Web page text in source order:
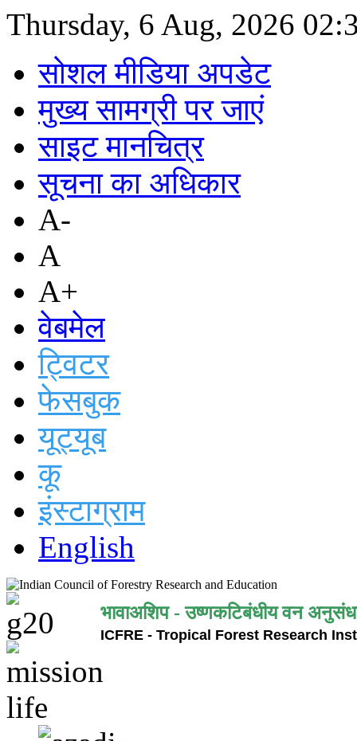
Thursday, 6 Aug, 2026
सोशल मीडिया अपडेट
मुख्य सामग्री पर जाएं
साइट मानचित्र
सूचना का अधिकार
A-
A
A+
वेबमेल
ट्विटर
फेसबुक
यूट्यूब
कू
इंस्टाग्राम
English
भावाअशिप - उष्णकटिबंधीय वन
ICFRE - Tropical Forest Research